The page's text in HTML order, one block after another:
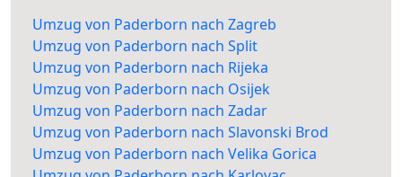
Umzug von Paderborn nach Zagreb
Umzug von Paderborn nach Split
Umzug von Paderborn nach Rijeka
Umzug von Paderborn nach Osijek
Umzug von Paderborn nach Zadar
Umzug von Paderborn nach Slavonski Brod
Umzug von Paderborn nach Velika Gorica